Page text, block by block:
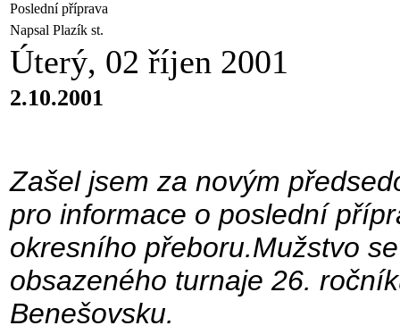
Poslední příprava
Napsal Plazík st.
Úterý, 02 říjen 2001
2.10.2001
Zašel jsem za novým
pro informace o poslední
okresního přeboru.Mužstvo
obsazeného turnaje 26.
Benešovsku.